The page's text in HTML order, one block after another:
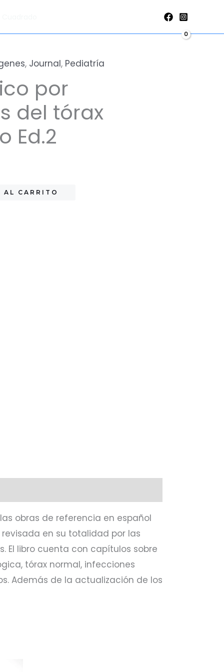
, Journal, Pediatría
por
del tórax
Ed.2
AL CARRITO
obras de referencia en español
en su totalidad por las
El libro cuenta con capítulos sobre
tórax normal, infecciones
Además de la actualización de los
pediátrico
cantidad